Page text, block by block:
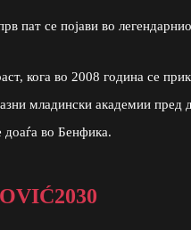
пат се појави во
кога во 2008 година се
младински академии пред
во Бенфика.